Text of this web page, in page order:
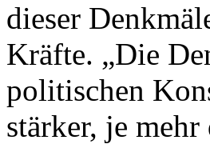
dieser
Kräfte. „Die
politischen
stärker, je